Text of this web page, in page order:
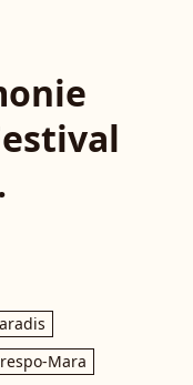
Mara